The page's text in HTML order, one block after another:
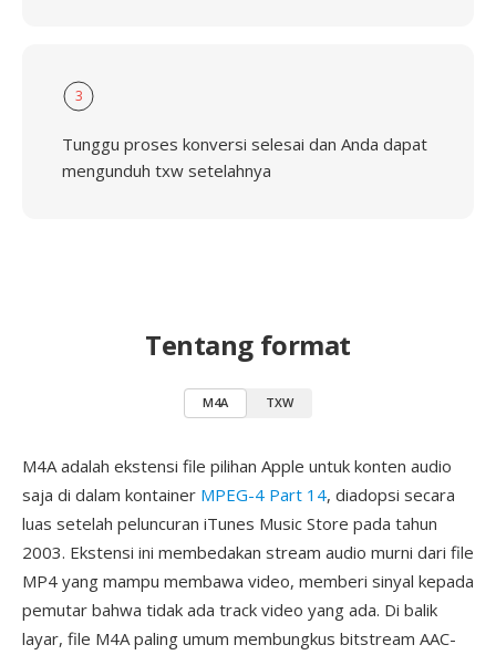
3
Tunggu proses konversi selesai dan Anda dapat
mengunduh txw setelahnya
Tentang format
M4A TXW
M4A adalah ekstensi file pilihan Apple untuk konten audio
saja di dalam kontainer MPEG-4 Part 14, diadopsi secara
luas setelah peluncuran iTunes Music Store pada tahun
2003. Ekstensi ini membedakan stream audio murni dari file
MP4 yang mampu membawa video, memberi sinyal kepada
pemutar bahwa tidak ada track video yang ada. Di balik
layar, file M4A paling umum membungkus bitstream AAC-